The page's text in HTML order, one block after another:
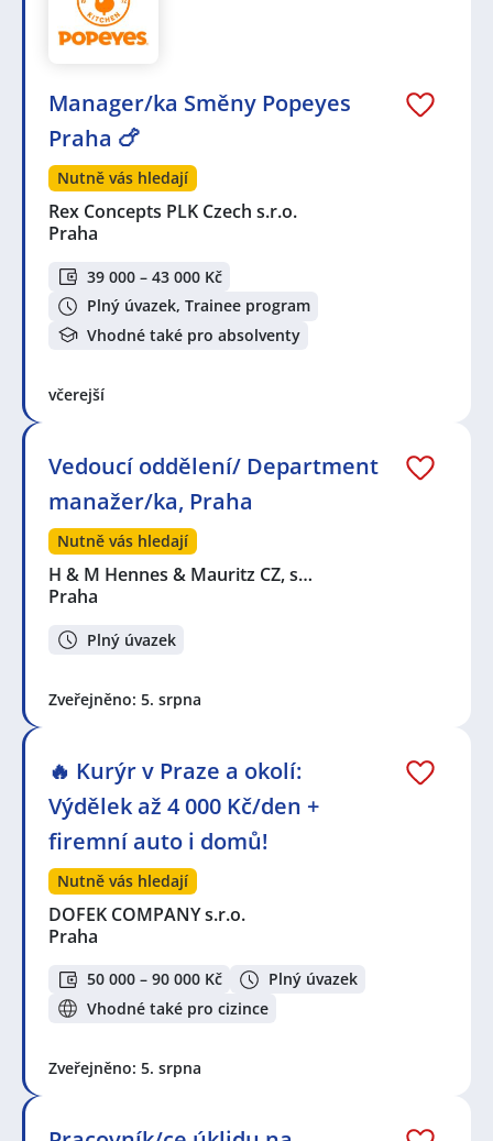
Manager/ka Směny Popeyes
Praha 🍗
Nutně vás hledají
Rex Concepts PLK Czech s.r.o.
Praha
39 000 – 43 000 Kč
Plný úvazek, Trainee program
Vhodné také pro absolventy
včerejší
Vedoucí oddělení/ Department
manažer/ka, Praha
Nutně vás hledají
H & M Hennes & Mauritz CZ, s…
Praha
Plný úvazek
Zveřejněno: 5. srpna
🔥 Kurýr v Praze a okolí:
Výdělek až 4 000 Kč/den +
firemní auto i domů!
Nutně vás hledají
DOFEK COMPANY s.r.o.
Praha
50 000 – 90 000 Kč
Plný úvazek
Vhodné také pro cizince
Zveřejněno: 5. srpna